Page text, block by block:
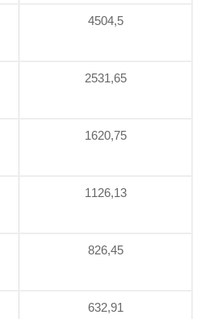
4504,5
2531,65
1620,75
1126,13
826,45
632,91